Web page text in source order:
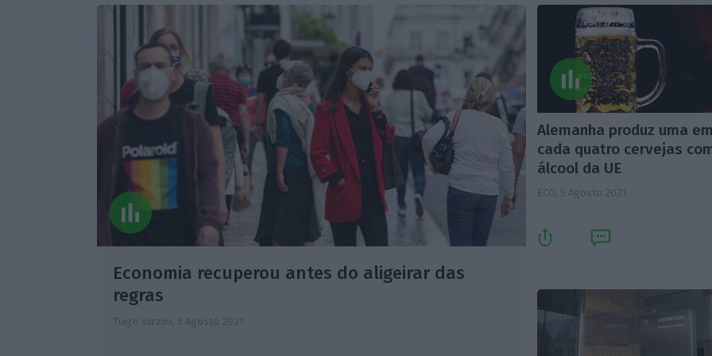
Economia recuperou antes do aligeirar das
regras
Tiago Varzim, 5 Agosto 2021
Alemanha produz uma
cada quatro cervejas
álcool da UE
ECO, 5 Agosto 2021